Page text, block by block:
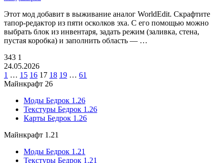
Этот мод добавит в выживание аналог WorldEdit. Скрафтите
тапор-редактор из пяти осколков эха. С его помощью можно
выбрать блок из инвентаря, задать режим (заливка, стена,
пустая коробка) и заполнить область — …
343 1
24.05.2026
1 … 15 16 17 18 19 … 61
Майнкрафт 26
Моды Бедрок 1.26
Текстуры Бедрок 1.26
Карты Бедрок 1.26
Майнкрафт 1.21
Моды Бедрок 1.21
Текстуры Бедрок 1.21